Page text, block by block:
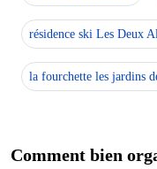
résidence ski Les Deux
la fourchette les jardins
Comment bien